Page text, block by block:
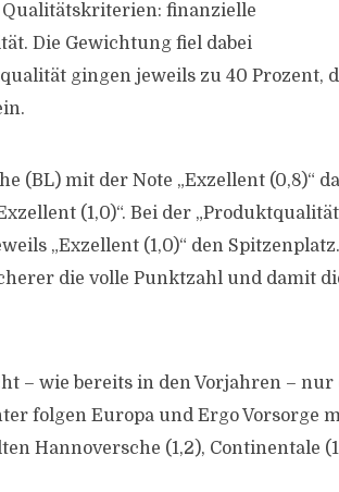
finanzielle
Die Gewichtung fiel dabei
gingen jeweils zu 40 Prozent,
(BL) mit der Note „Exzellent (0,8)“
(1,0)“. Bei der
„Exzellent (1,0)“ den
die volle Punktzahl und damit
– wie bereits in den Vorjahren – nur
folgen Europa und Ergo Vorsorge
Hannoversche (1,2), Continentale